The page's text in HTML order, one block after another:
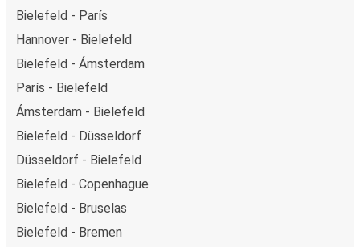
Bielefeld - París
Hannover - Bielefeld
Bielefeld - Ámsterdam
París - Bielefeld
Ámsterdam - Bielefeld
Bielefeld - Düsseldorf
Düsseldorf - Bielefeld
Bielefeld - Copenhague
Bielefeld - Bruselas
Bielefeld - Bremen